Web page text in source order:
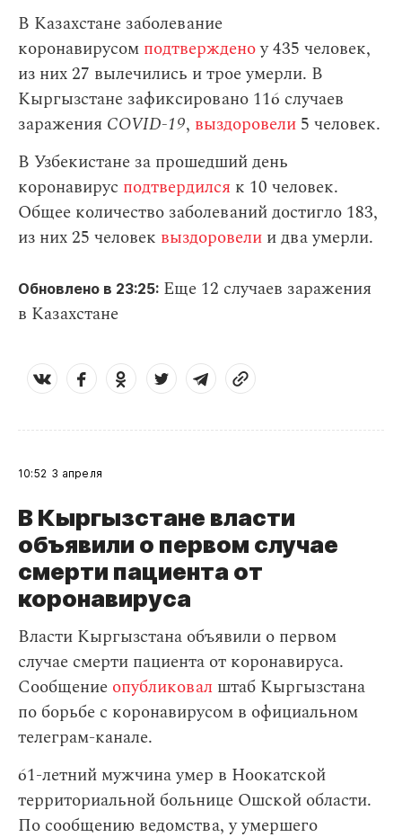
В Казахстане заболевание
коронавирусом подтвержденоу 435 человек,
из них 27 вылечились и трое умерли. В
Кыргызстане зафиксировано 116 случаев
заражения СOVID-19, выздоровели 5 человек.
В Узбекистане за прошедший день
коронавирус подтвердился к 10 человек.
Общее количество заболеваний достигло 183,
из них 25 человек выздоровели и два умерли.
Обновлено в 23:25: Еще 12 случаев заражения
в Казахстане
10:52 3 апреля
В Кыргызстане власти
объявили о первом случае
смерти пациента от
коронавируса
Власти Кыргызстана объявили о первом
случае смерти пациента от коронавируса.
Сообщение опубликовал штаб Кыргызстана
по борьбе с коронавирусом в официальном
телеграм-канале.
61-летний мужчина умер в Ноокатской
территориальной больнице Ошской области.
По сообщению ведомства, у умершего